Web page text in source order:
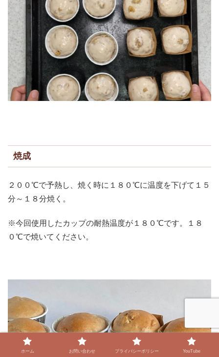
焼成
２００℃で予熱し、焼く時に１８０℃に温度を下げて１５
分～１８分焼く。
※今回使用したカップの耐熱温度が１８０℃です。１８
０℃で焼いてください。
ホーム お問い合わせ プライバシーポリシー YouTube